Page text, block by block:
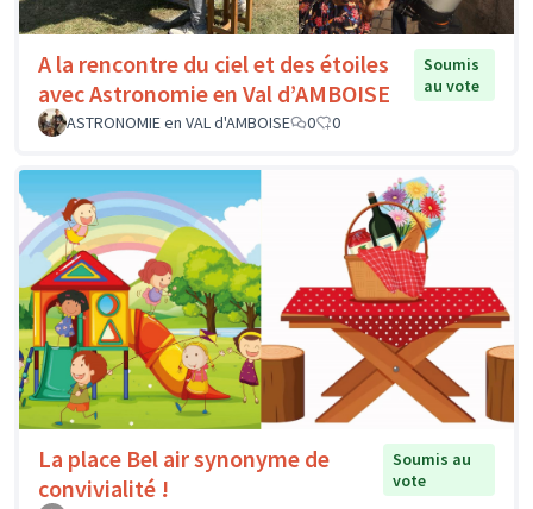
A la rencontre du ciel et des étoiles
avec Astronomie en Val d’AMBOISE
Soumis
au vote
ASTRONOMIE en VAL d'AMBOISE
0 0
La place Bel air synonyme de
convivialité !
Soumis au
vote